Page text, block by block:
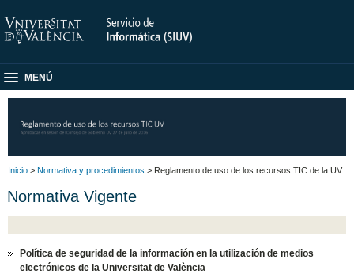
MENÚ
Inicio > Normativa y procedimientos > Reglamento de uso de los recursos TIC de la UV
Normativa Vigente
Política de seguridad de la información en la utilización de medios
electrónicos de la Universitat de València